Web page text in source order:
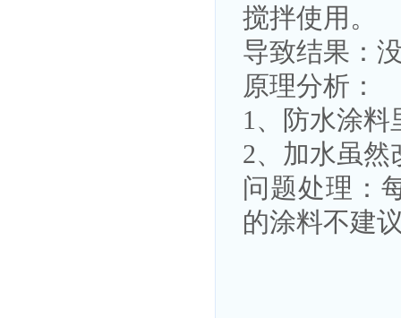
搅拌使用。
导致结果：
原理分析：
1、防水涂
2、加水虽
问题处理：
的涂料不建